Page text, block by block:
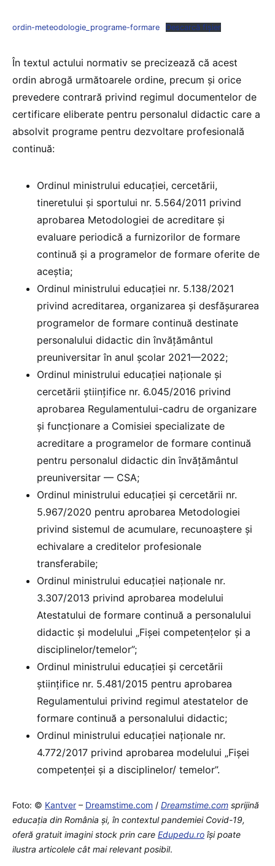
ordin-meteodologie_programe-formare Descarcă fișier
În textul actului normativ se precizează că acest
ordin abrogă următoarele ordine, precum și orice
prevedere contrară privind regimul documentelor de
certificare eliberate pentru personalul didactic care a
absolvit programe pentru dezvoltare profesională
continuă:
Ordinul ministrului educației, cercetării,
tineretului și sportului nr. 5.564/2011 privind
aprobarea Metodologiei de acreditare și
evaluare periodică a furnizorilor de formare
continuă și a programelor de formare oferite de
aceștia;
Ordinul ministrului educației nr. 5.138/2021
privind acreditarea, organizarea și desfășurarea
programelor de formare continuă destinate
personalului didactic din învățământul
preuniversitar în anul școlar 2021—2022;
Ordinul ministrului educației naționale și
cercetării științifice nr. 6.045/2016 privind
aprobarea Regulamentului-cadru de organizare
și funcționare a Comisiei specializate de
acreditare a programelor de formare continuă
pentru personalul didactic din învățământul
preuniversitar — CSA;
Ordinul ministrului educației și cercetării nr.
5.967/2020 pentru aprobarea Metodologiei
privind sistemul de acumulare, recunoaștere și
echivalare a creditelor profesionale
transferabile;
Ordinul ministrului educației naționale nr.
3.307/2013 privind aprobarea modelului
Atestatului de formare continuă a personalului
didactic și modelului „Fișei competențelor și a
disciplinelor/temelor”;
Ordinul ministrului educației și cercetării
științifice nr. 5.481/2015 pentru aprobarea
Regulamentului privind regimul atestatelor de
formare continuă a personalului didactic;
Ordinul ministrului educației naționale nr.
4.772/2017 privind aprobarea modelului „Fișei
competenței și a disciplinelor/ temelor”.
Foto: © Kantver – Dreamstime.com / Dreamstime.com sprijină
educaţia din România şi, în contextul pandemiei Covid-19,
oferă gratuit imagini stock prin care Edupedu.ro îşi poate
ilustra articolele cât mai relevant posibil.